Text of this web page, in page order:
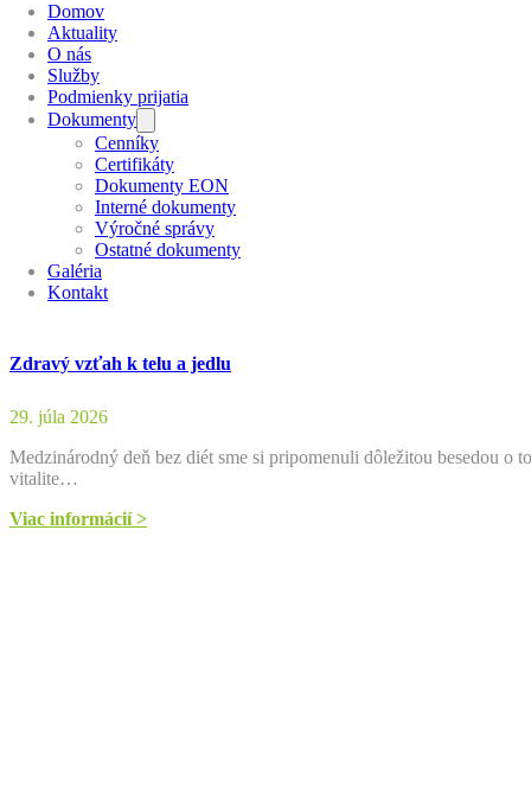
Domov
Aktuality
O nás
Služby
Podmienky prijatia
Dokumenty
Cenníky
Certifikáty
Dokumenty EON
Interné dokumenty
Výročné správy
Ostatné dokumenty
Galéria
Kontakt
Zdravý vzťah k telu a jedlu
29. júla 2026
Medzinárodný deň bez diét sme si pripomenuli dôležitou besedou o
vitalite…
Viac informácií >